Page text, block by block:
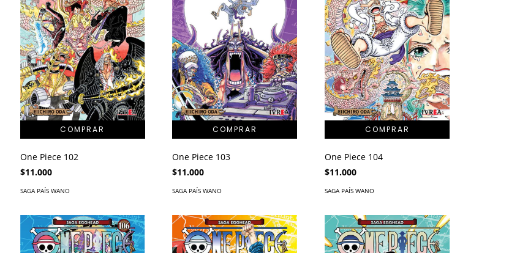
One Piece 102
$11.000
SAGA PAÍS WANO
One Piece 103
$11.000
SAGA PAÍS WANO
One Piece 104
$11.000
SAGA PAÍS WANO